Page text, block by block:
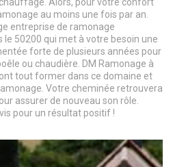
Alors, pour votre confort
au moins une fois par an.
entreprise de ramonage
50200 qui met à votre besoin une
forte de plusieurs années pour
ou chaudière. DM Ramonage à
tout former dans ce domaine et
Votre cheminée retrouvera
assurer de nouveau son rôle.
pour un résultat positif !